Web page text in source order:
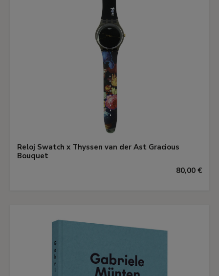
Reloj Swatch x Thyssen van der Ast Gracious
Bouquet
80,00 €